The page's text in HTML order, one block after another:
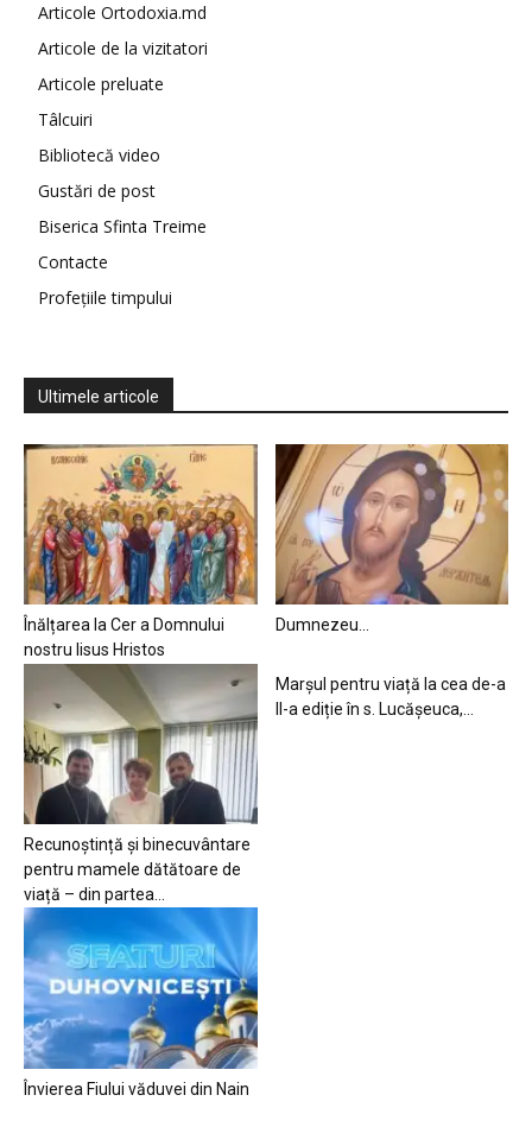
Articole Ortodoxia.md
Articole de la vizitatori
Articole preluate
Tâlcuiri
Bibliotecă video
Gustări de post
Biserica Sfinta Treime
Contacte
Profețiile timpului
Ultimele articole
Înălțarea la Cer a Domnului
nostru Iisus Hristos
Dumnezeu…
Recunoștință și binecuvântare
pentru mamele dătătoare de
viață – din partea...
Marșul pentru viață la cea de-a
II-a ediție în s. Lucășeuca,...
Învierea Fiului văduvei din Nain